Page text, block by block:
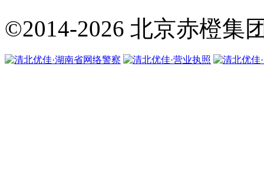
©2014-2026 北京赤橙集